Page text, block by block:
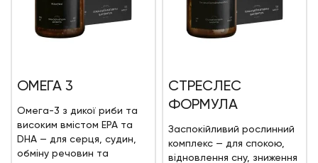
ОМЕГА 3
Омега-3 з дикої риби та
високим вмістом EPA та
DHA — для серця, судин,
обміну речовин та
СТРЕСЛЕС
ФОРМУЛА
Заспокійливий рослинний
комплекс — для спокою,
відновлення сну, зниження